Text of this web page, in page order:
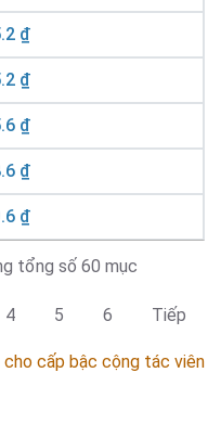
₫
₫
₫
₫
₫
tổng số 60 mục
4 5 6 Tiếp
cho cấp bậc cộng tác viên